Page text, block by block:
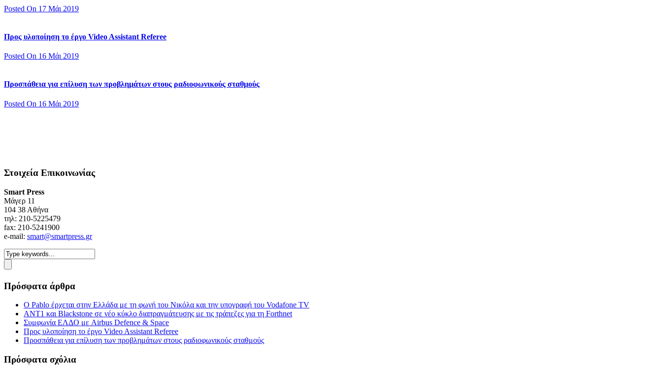
Posted On 17 Μάι 2019
Προς υλοποίηση το έργο Video Assistant Referee
Posted On 16 Μάι 2019
Προσπάθεια για επίλυση των προβλημάτων στους ραδιοφωνικούς σταθμούς
Posted On 16 Μάι 2019
Στοιχεία Επικοινωνίας
Smart Press
Mάγερ 11
104 38 Αθήνα
τηλ: 210-5225479
fax: 210-5241900
e-mail: smart@smartpress.gr
Πρόσφατα άρθρα
Ο Pablo έρχεται στην Ελλάδα με τη φωνή του Νικόλα και την υπογραφή του Vodafone TV
ΑΝΤ1 και Blackstone σε νέο κύκλο διαπραγμάτευσης με τις τράπεζες για τη Forthnet
Συμφωνία ΕΛΔΟ με Airbus Defence & Space
Προς υλοποίηση το έργο Video Assistant Referee
Προσπάθεια για επίλυση των προβλημάτων στους ραδιοφωνικούς σταθμούς
Πρόσφατα σχόλια